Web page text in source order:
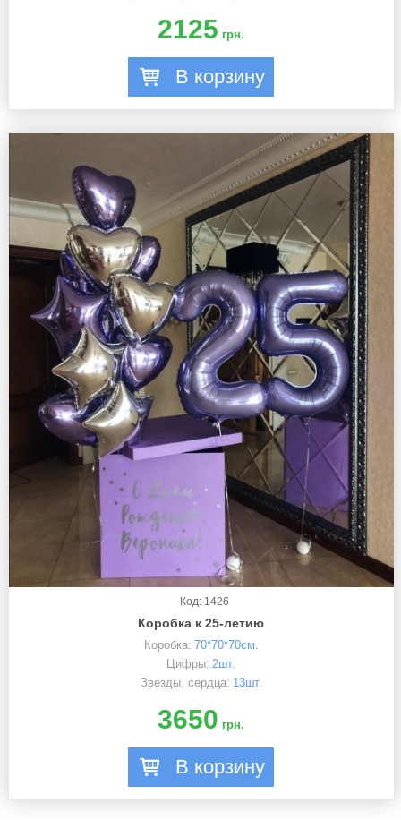
2125 грн.
В корзину
Код: 1426
Коробка к 25-летию
Коробка: 70*70*70см.
Цифры: 2шт.
Звезды, сердца: 13шт.
3650 грн.
В корзину